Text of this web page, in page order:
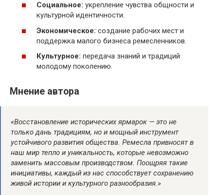
Социальное: укрепление чувства общности и
культурной идентичности.
Экономическое: создание рабочих мест и
поддержка малого бизнеса ремесленников.
Культурное: передача знаний и традиций
молодому поколению.
Мнение автора
«Восстановление исторических ярмарок — это не
только дань традициям, но и мощный инструмент
устойчивого развития общества. Ремесла привносят в
наш мир тепло и уникальность, которые невозможно
заменить массовым производством. Поощряя такие
инициативы, каждый из нас способствует сохранению
живой истории и культурного разнообразия.»